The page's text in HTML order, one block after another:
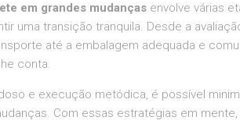
em grandes mudanças envolve várias
uma transição tranquila. Desde a
até a embalagem adequada e
conta.
e execução metódica, é possível
Com essas estratégias em